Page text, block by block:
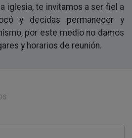
iglesia, te invitamos a ser fiel a
y decidas permanecer y
por este medio no damos
y horarios de reunión.